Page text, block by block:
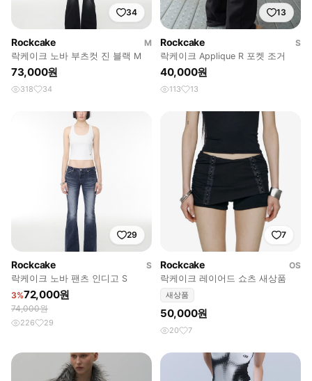
34
Rockcake
M
락케이크 노바 부츠컷 진 블랙 M
73,000원
318 34
13
Rockcake
S
락케이크 Applique R 포켓 조거
40,000원
113 13
29
Rockcake
S
락케이크 노바 팬츠 인디고 S
3%72,000원
74,000원
226 29
7
Rockcake
OS
락케이크 레이어드 쇼츠 새상품
새상품
50,000원
20 7